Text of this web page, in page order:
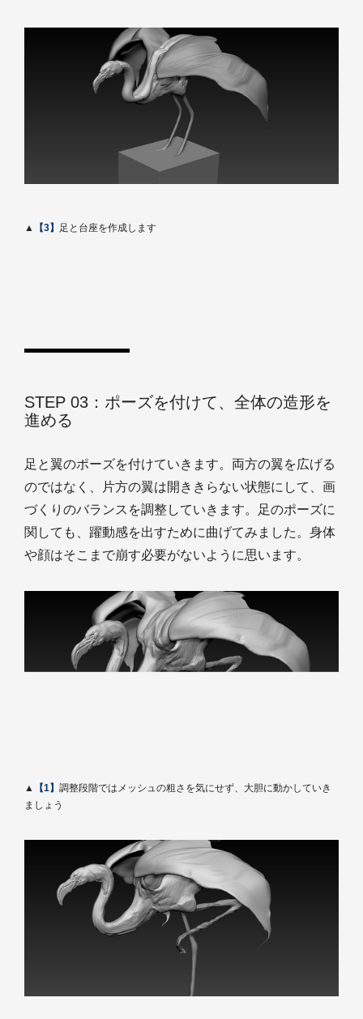
▲ 【3】 足と台座を作成します
STEP 03：ポーズを付けて、全体の造形を
進める
足と翼のポーズを付けていきます。両方の翼を広げる
のではなく、片方の翼は開ききらない状態にして、画
づくりのバランスを調整していきます。足のポーズに
関しても、躍動感を出すために曲げてみました。身体
や顔はそこまで崩す必要がないように思います。
▲ 【1】 調整段階ではメッシュの粗さを気にせず、大胆に動かしていき
ましょう